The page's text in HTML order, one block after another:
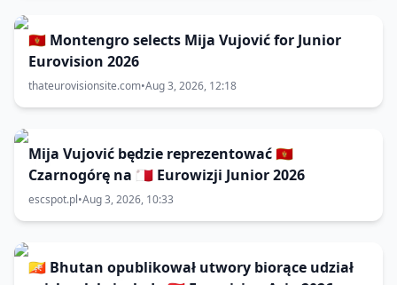
🇲🇪 Montengro selects Mija Vujović for Junior
Eurovision 2026
thateurovisionsite.com•Aug 3, 2026, 12:18
Mija Vujović będzie reprezentować 🇲🇪
Czarnogórę na 🇲🇹 Eurowizji Junior 2026
escspot.pl•Aug 3, 2026, 10:33
🇧🇹 Bhutan opublikował utwory biorące udział